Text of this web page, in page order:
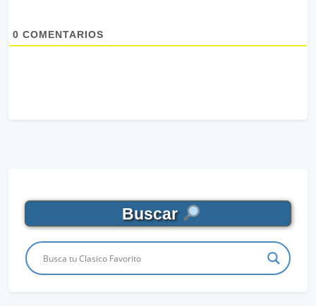
0 COMENTARIOS
Buscar